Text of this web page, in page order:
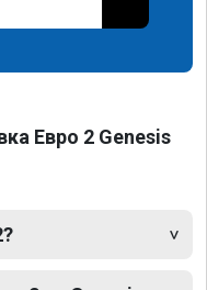
Евро 2 Genesis